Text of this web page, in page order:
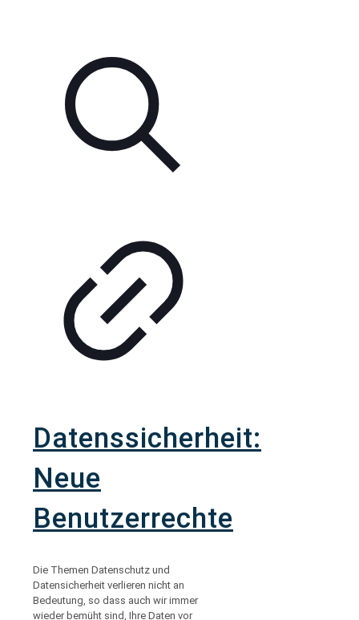
Datenssicherheit:
Neue
Benutzerrechte
Die Themen Datenschutz und
Datensicherheit verlieren nicht an
Bedeutung, so dass auch wir immer
wieder bemüht sind, Ihre Daten vor